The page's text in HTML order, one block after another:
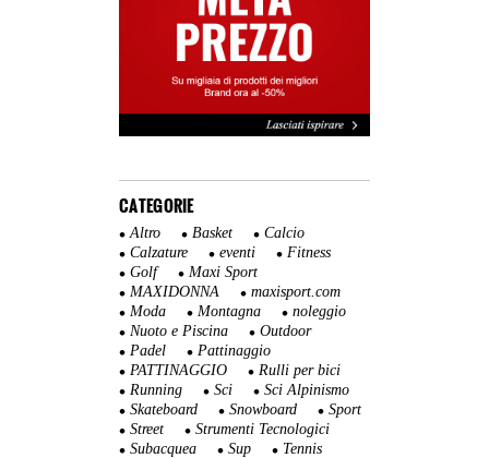
CATEGORIE
Altro Basket
Calcio
Calzature
eventi
Fitness
Golf
Maxi Sport
MAXIDONNA
maxisport.com
Moda
Montagna
noleggio
Nuoto e Piscina
Outdoor
Padel
Pattinaggio
PATTINAGGIO
Rulli per bici
Running
Sci
Sci Alpinismo
Skateboard
Snowboard
Sport
Street
Strumenti Tecnologici
Subacquea
Sup
Tennis